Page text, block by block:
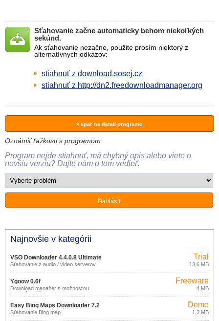
Sťahovanie začne automaticky behom niekoľkých
sekúnd.
Ak sťahovanie nezačne, použite prosím niektorý z
alternatívnych odkazov:
stiahnuť z download.sosej.cz
stiahnuť z http://dn2.freedownloadmanager.org
» späť na detail programu
Oznámiť ťažkosti s programom
Program nejde stiahnuť, má chybný opis alebo viete o
novšiu verziu? Dajte nám o tom vedieť.
Najnovšie v kategórii
VSO Downloader 4.4.0.8 Ultimate
Sťahovanie z audio / video serverov.
Trial
13,6 MB
Ygoow 0.6f
Download manažér s možnosťou
viacerých účtov.
Freeware
4 MB
Easy Bing Maps Downloader 7.2
Sťahovanie Bing máp.
Demo
1,2 MB